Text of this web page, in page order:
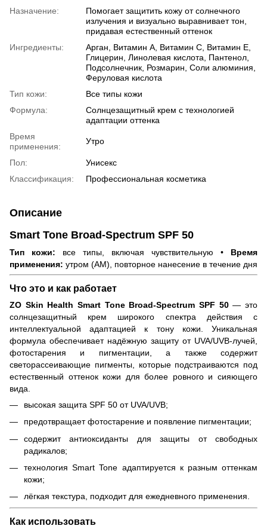
Назначение:
Помогает защитить кожу от солнечного
излучения и визуально выравнивает тон,
придавая естественный оттенок
Ингредиенты:
Арган, Витамин A, Витамин C, Витамин E,
Глицерин, Линолевая кислота, Пантенол,
Подсолнечник, Розмарин, Соли алюминия,
Феруловая кислота
Тип кожи:
Все типы кожи
Формула:
Солнцезащитный крем с технологией
адаптации оттенка
Время
применения:
Утро
Пол:
Унисекс
Классификация:
Профессиональная косметика
Описание
Smart Tone Broad-Spectrum SPF 50
Тип кожи: все типы, включая чувствительную • Время
применения: утром (AM), повторное нанесение в течение дня
Что это и как работает
ZO Skin Health Smart Tone Broad-Spectrum SPF 50— это
солнцезащитный крем широкого спектра действия с
интеллектуальной адаптацией к тону кожи. Уникальная
формула обеспечивает надёжную защиту от UVA/UVB-лучей,
фотостарения и пигментации, а также содержит
светорассеивающие пигменты, которые подстраиваются под
естественный оттенок кожи для более ровного и сияющего
вида.
высокая защита SPF 50 от UVA/UVB;
предотвращает фотостарение и появление пигментации;
содержит антиоксиданты для защиты от свободных
радикалов;
технология Smart Tone адаптируется к разным оттенкам
кожи;
лёгкая текстура, подходит для ежедневного применения.
Как использовать